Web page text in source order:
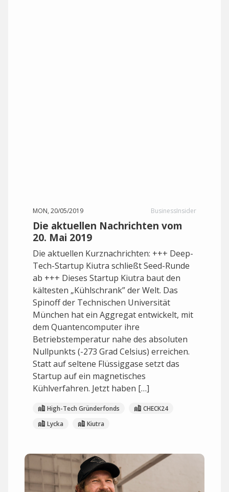
MON, 20/05/2019 BusinessInsider
Die aktuellen Nachrichten vom
20. Mai 2019
Die aktuellen Kurznachrichten: +++ Deep-
Tech-Startup Kiutra schließt Seed-Runde
ab +++ Dieses Startup Kiutra baut den
kältesten „Kühlschrank” der Welt. Das
Spinoff der Technischen Universität
München hat ein Aggregat entwickelt, mit
dem Quantencomputer ihre
Betriebstemperatur nahe des absoluten
Nullpunkts (-273 Grad Celsius) erreichen.
Statt auf seltene Flüssiggase setzt das
Startup auf ein magnetisches
Kühlverfahren. Jetzt haben […]
High-Tech Gründerfonds
CHECK24
Lycka
Kiutra